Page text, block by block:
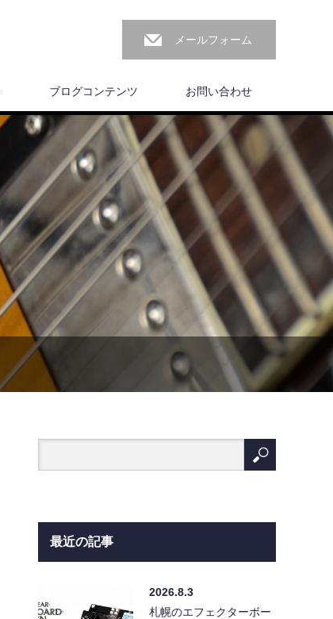
メールフォーム
ブログコンテンツ お問い合わせ
最近の記事
2026.8.3
札幌のエフェクターボー